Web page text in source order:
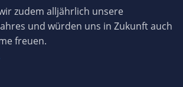
zudem alljährlich unsere
und würden uns in Zukunft auch
freuen.